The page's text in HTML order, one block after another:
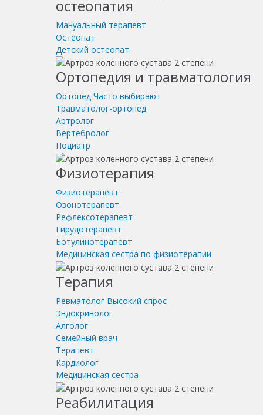
остеопатия
Мануальный терапевт
Остеопат
Детский остеопат
Ортопедия и травматология
Ортопед Часто выбирают
Травматолог-ортопед
Артролог
Вертебролог
Подиатр
Физиотерапия
Физиотерапевт
Озонотерапевт
Рефлексотерапевт
Гирудотерапевт
Ботулинотерапевт
Медицинская сестра по физиотерапии
Терапия
Ревматолог Высокий спрос
Эндокринолог
Алголог
Семейный врач
Терапевт
Кардиолог
Медицинская сестра
Реабилитация